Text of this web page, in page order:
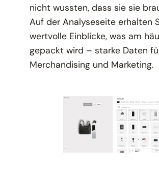
nicht wussten, dass sie sie
Auf der Analyseseite erhalten
wertvolle Einblicke, was am
gepackt wird – starke Daten
Merchandising und Marketing.